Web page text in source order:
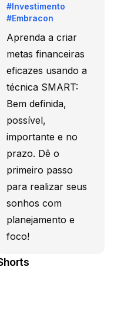
#Investimento
#Embracon
Aprenda a criar
metas financeiras
eficazes usando a
técnica SMART:
Bem definida,
possível,
importante e no
prazo. Dê o
primeiro passo
para realizar seus
sonhos com
planejamento e
foco!